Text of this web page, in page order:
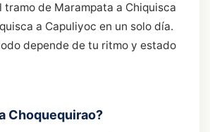
tramo de Marampata a Chiquisca
a Capuliyoc en un solo día.
depende de tu ritmo y estado
Choquequirao?